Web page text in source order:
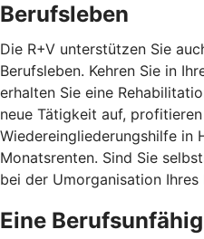
Berufsleben
Die R+V unterstützen Sie
Berufsleben. Kehren Sie in
erhalten Sie eine
neue Tätigkeit auf,
Wiedereingliederungshilfe in
Monatsrenten. Sind Sie
bei der Umorganisation Ihres
Eine